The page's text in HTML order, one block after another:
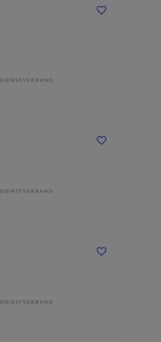
DIENSTVERBAND
DIENSTVERBAND
DIENSTVERBAND